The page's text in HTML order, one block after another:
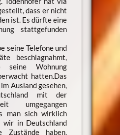
dass er nicht
ist. Es dürfte eine
stattgefunden
seine Telefone und
beschlagnahmt,
seine Wohnung
hatten.Das
Ausland gesehen,
mit der
umgegangen
man sich wirklich
wir in Deutschland
Zustände haben,